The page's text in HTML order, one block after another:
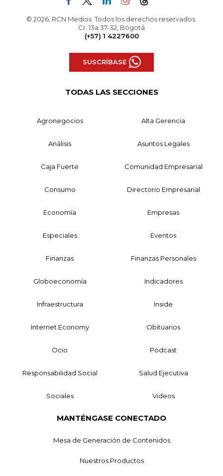
© 2026, RCN Medios. Todos los derechos reservados.
Cr. 13a 37-32, Bogotá
(+57) 1 4227600
SUSCRÍBASE
TODAS LAS SECCIONES
Agronegocios Alta Gerencia
Análisis Asuntos Legales
Caja Fuerte Comunidad Empresarial
Consumo Directorio Empresarial
Economía Empresas
Especiales Eventos
Finanzas Finanzas Personales
Globoeconomía Indicadores
Infraestructura Inside
Internet Economy Obituarios
Ocio Podcast
Responsabilidad Social Salud Ejecutiva
Sociales Videos
MANTÉNGASE CONECTADO
Mesa de Generación de Contenidos
Nuestros Productos